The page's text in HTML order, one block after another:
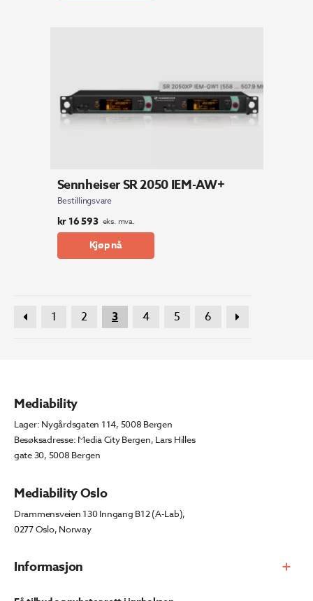
Sennheiser SR 2050 IEM-AW+
Bestillingsvare
kr16 593 eks. mva.
Kjøp nå
1 2 3 4 5 6
Informasjon
Mediability
Lager: Nygårdsgaten 114, 5008 Bergen
Besøksadresse: Media City Bergen, Lars Hilles
gate 30, 5008 Bergen
Mediability Oslo
Drammensveien 130 Inngang B12 (A-Lab),
0277 Oslo, Norway